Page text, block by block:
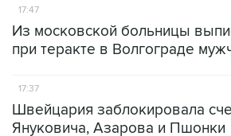
17:47
Из московской больницы
при теракте в Волгограде
17:37
Швейцария заблокировала
Януковича, Азарова и Пшонки